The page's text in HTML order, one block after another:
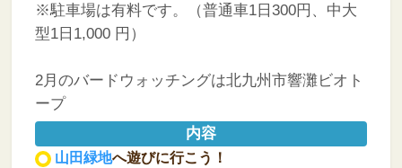
※駐車場は有料です。（普通車1日300円、中大
型1日1,000 円）
2月のバードウォッチングは北九州市響灘ビオト
ープ
内容
山田緑地へ遊びに行こう！